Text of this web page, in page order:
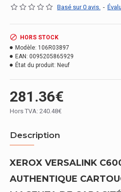
Basé sur 0 avis. -
281.36€
Hors TVA: 240.48€
HORS STOCK
Modèle: 106R03897
EAN: 0095205865929
État du produit: Neuf
Description
XEROX VERSALINK
AUTHENTIQUE